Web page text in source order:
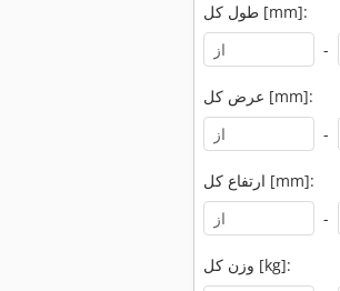
طول کل [mm]:
-
عرض کل [mm]:
-
ارتفاع کل [mm]:
-
وزن کل [kg]: